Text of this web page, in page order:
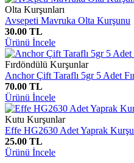
Olta Kurşunları
Avsepeti Mavruka Olta Kurşunu
30.00 TL
Ürünü İncele
Fırdöndülü Kurşunlar
Anchor Çift Taraflı 5gr 5 Adet
70.00 TL
Ürünü İncele
Kutu Kurşunlar
Effe HG2630 Adet Yaprak
25.00 TL
Ürünü İncele